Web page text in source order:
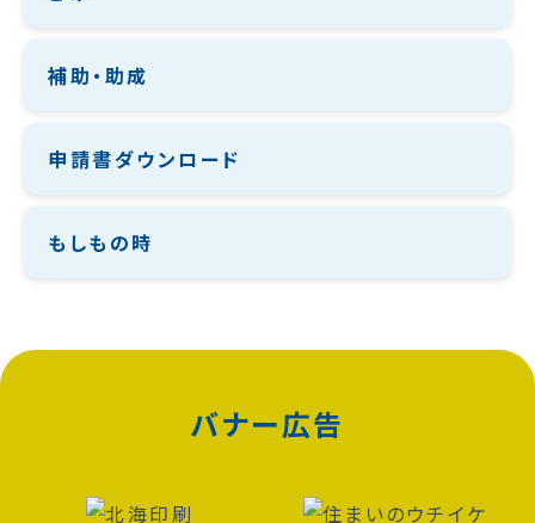
補助・助成
申請書ダウンロード
もしもの時
バナー広告